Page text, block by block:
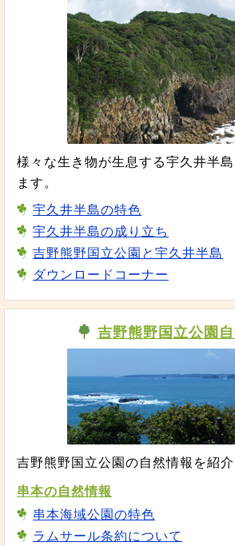
様々な生き物が生息する宇久井半
ます。
宇久井半島の特色
宇久井半島の成り立ち
吉野熊野国立公園と宇久井半島
ダウンロードコーナー
吉野熊野国立公園
吉野熊野国立公園の自然情報を紹介
串本の自然情報
串本海域公園の特色
ラムサール条約について